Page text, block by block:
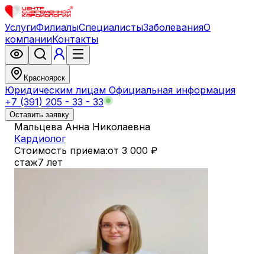
УслугиФилиалыСпециалистыЗаболеванияО
компанииКонтакты
Красноярск
Юридическим лицам Официальная информация
+7 (391) 205 - 33 - 33
Оставить заявку
Мальцева Анна Николаевна
Кардиолог
Стоимость приема:от 3 000 ₽
стаж7 лет